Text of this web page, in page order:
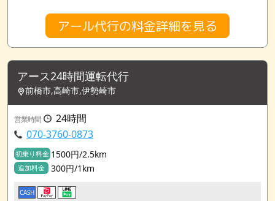
アール代行の料金詳細を見る
アース24時間運転代行
前橋市,高崎市,伊勢崎市
営業時間
24時間
070-3760-0873
初乗り料金 1500円/2.5km
追加料金 300円/1km
CASH